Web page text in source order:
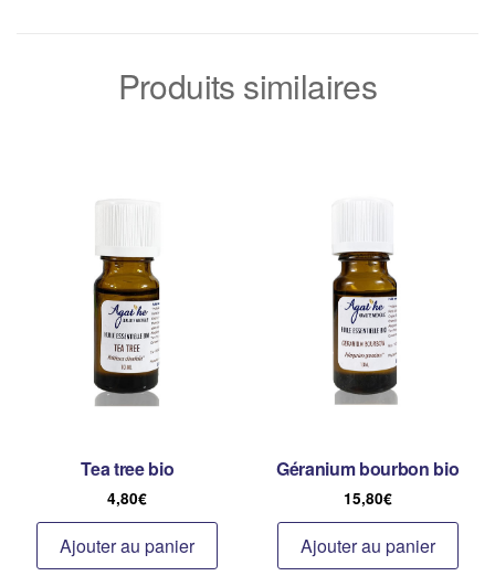
Produits similaires
Tea tree bio
4,80€
Ajouter au panier
Géranium bourbon bio
15,80€
Ajouter au panier